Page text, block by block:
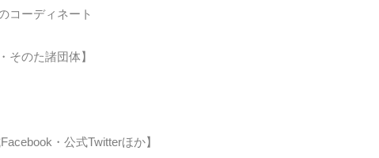
コーディネート
のた諸団体】
・公式Twitterほか】